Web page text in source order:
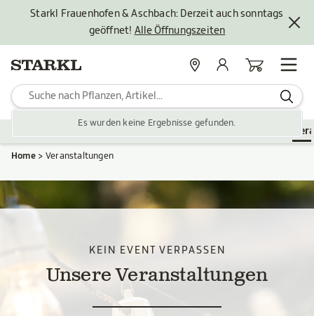
Starkl Frauenhofen & Aschbach: Derzeit auch sonntags
geöffnet! Alle Öffnungszeiten
Es wurden keine Ergebnisse gefunden.
StandorteMein KontoWarenkorb
Zubehör Gartengestaltung
Home Veranstaltungen
KEIN EVENT VERPASSEN
Unsere Veranstaltungen